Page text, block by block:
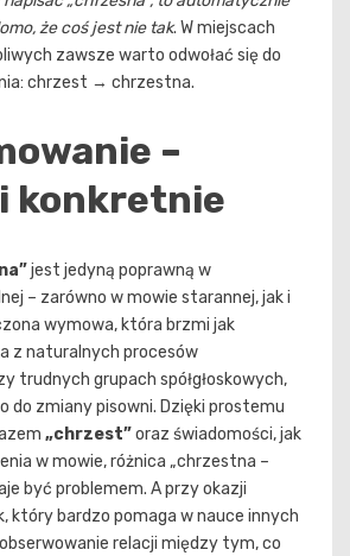
że coś jest nie tak. W miejscach
zawsze warto odwołać się do
chrzest → chrzestna.
–
konkretnie
jest jedyną poprawną w
– zarówno w mowie starannej, jak i
wymowa, która brzmi jak
z naturalnych procesów
trudnych grupach spółgłoskowych,
do zmiany pisowni. Dzięki prostemu
„chrzest”oraz świadomości, jak
w mowie, różnica „chrzestna –
być problemem. A przy okazji
który bardzo pomaga w nauce innych
relacji między tym, co